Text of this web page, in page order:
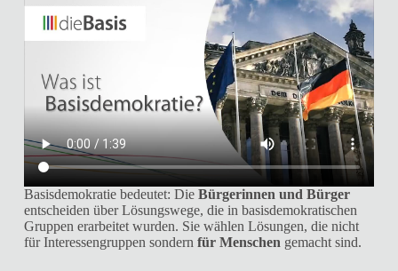
Basisdemokratie bedeutet: Die Bürgerinnen und Bürger
entscheiden über Lösungswege, die in basisdemokratischen
Gruppen erarbeitet wurden. Sie wählen Lösungen, die nicht
für Interessengruppen sondern für Menschen gemacht sind.